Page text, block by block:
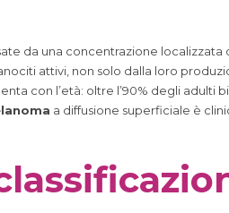
da una concentrazione localizzata
attivi, non solo dalla loro
con l’età: oltre l’90% degli adulti
a diffusione superficiale è